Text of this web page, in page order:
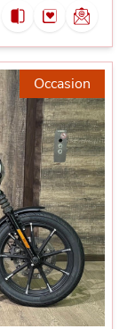
Occasion